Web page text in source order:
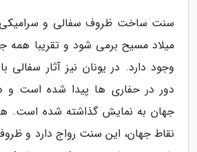
سنت ساخت ظروف سفالی و
میلاد مسیح برمی شود و تقریبا
وجود دارد. در یونان نیز آثار سفالی
دور در حفاری ها پیدا شده است و
جهان به نمایش گذاشته شده است.
نقاط جهان، این سنت رواج دارد و